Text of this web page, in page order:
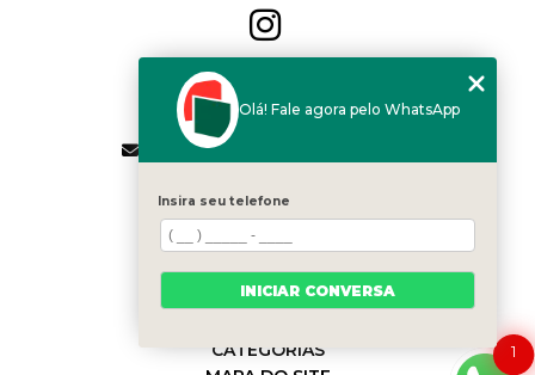
(11) 2564-4684
(11) 94168-2041
contato.vendas@alfilm.com.br
MENU
HOME
QUEM SOMOS
SERVIÇOS
BLOG
CATEGORIAS
1
Olá! Fale agora pelo WhatsApp
Insira seu telefone
INICIAR CONVERSA